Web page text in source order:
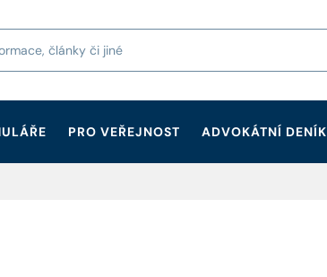
PRO VEŘEJNOST ADVOKÁTNÍ DENÍK